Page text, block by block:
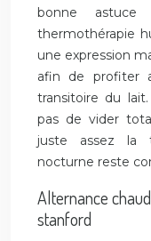
bonne
thermothérapie
une expression
afin de profiter
transitoire du
pas de vider
juste assez la
nocturne reste
Alternance
stanford